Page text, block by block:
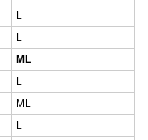
L
L
ML
L
ML
L